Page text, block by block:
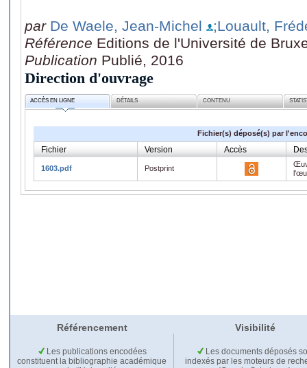
par De Waele, Jean-Michel
;Louault,
Référence Editions de l'Université de
Publication Publié, 2016
Direction d'ouvrage
ACCÈS EN LIGNE DÉTAILS CONTENU
Fichier(s) déposé(s) par
Fichier Version Accès
1603.pdf Postprint
Référencement Visibilité
Les publications encodées
constituent la bibliographie académique
Les documents déposés
indexés par les moteurs de